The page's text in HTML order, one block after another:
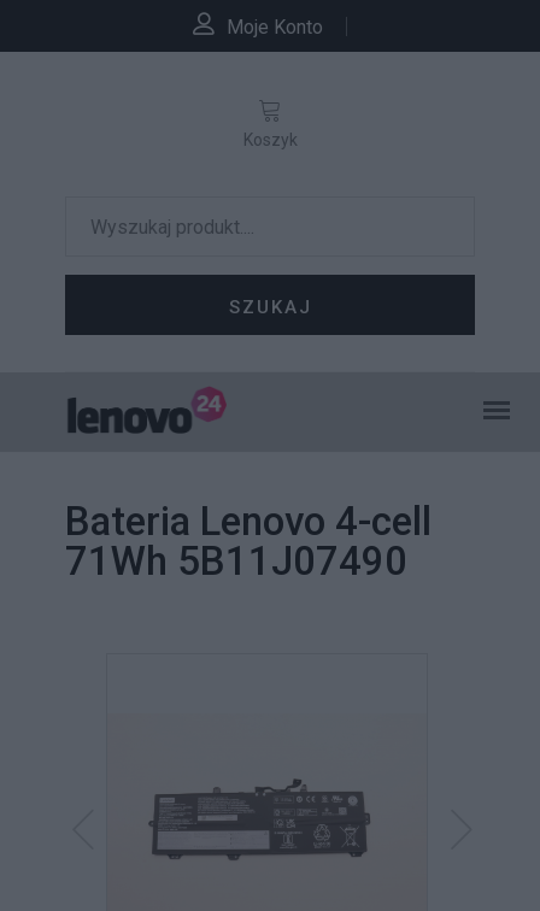
Moje Konto
SZUKAJ
Koszyk
Bateria Lenovo 4-cell
71Wh 5B11J07490